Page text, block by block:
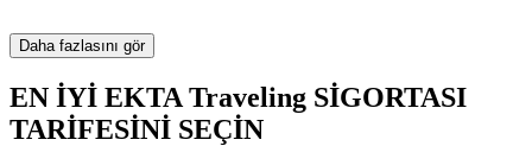
Daha fazlasını gör
EN İYİ EKTA Traveling SİGORTASI
TARİFESİNİ SEÇİN